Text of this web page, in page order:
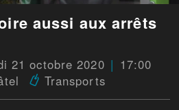
aussi aux arrêts
21 octobre 2020
17:00
Transports